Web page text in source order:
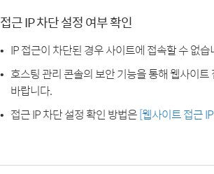
접근 IP 차단 설정 여부 확인
IP 접근이 차단된 경우 사이트에 접속할 수 없습
호스팅 관리 콘솔의 보안 기능을 통해 웹사이
바랍니다.
접근 IP 차단 설정 확인 방법은[웹사이트 접근